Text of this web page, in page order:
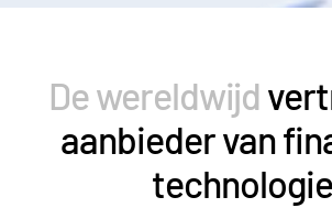
De wereldwijd
aanbieder van